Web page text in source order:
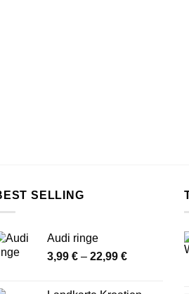
SELLING
Audi ringe
3,99 € – 22,99 €